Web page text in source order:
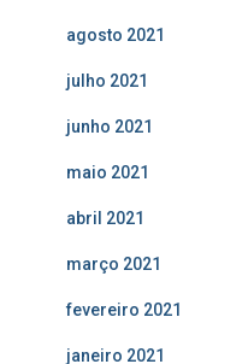
agosto 2021
julho 2021
junho 2021
maio 2021
abril 2021
março 2021
fevereiro 2021
janeiro 2021